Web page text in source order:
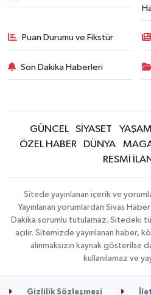
Puan Durumu ve Fikstür
Son Dakika Haberleri
GÜNCEL SİYASET YAŞAM
ÖZEL HABER
DÜNYA
RESMİ
Sitede yayınlanan içerik ve
Yayınlanan yorumlardan Sivas
Dakika sorumlu tutulamaz. Sitedeki
açılır. Sitemizde yayınlanan haber,
alınmaksızın kaynak gösterilse
kullanılamaz ve
Gizlilik Sözleşmesi